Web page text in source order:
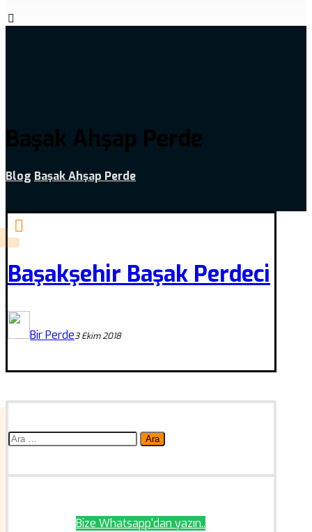
Başak Ahşap Perde
Blog Başak Ahşap Perde
Başakşehir Başak Perdeci
Bir Perde3 Ekim 2018
Arama:
Bize Whatsapp'dan yazın..